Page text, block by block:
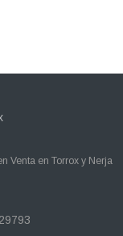
Venta en Torrox y Nerja